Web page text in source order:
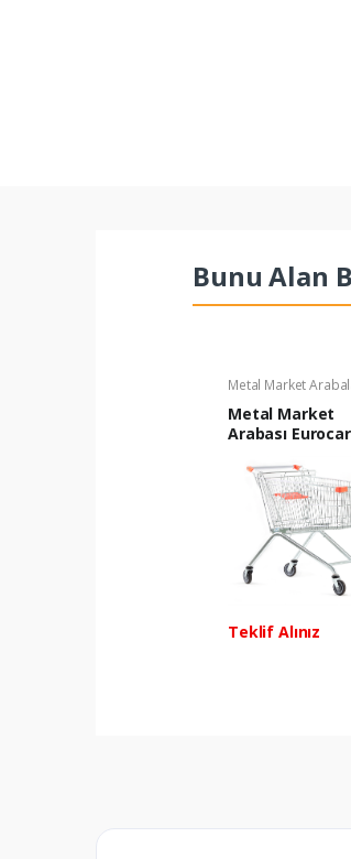
Bunu Alan
Metal Market
Metal Market
Arabası Eurocar
Turuncu
Teklif Alınız